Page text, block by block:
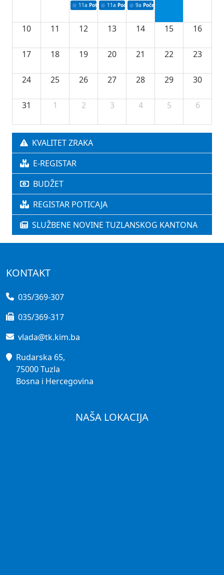
11a Potpisivanje ugovora o stipendijama za
11a Podrška razvoju vodne infrastrukture u
9a Početak izgradnje nove
10 11 12 13 14 15 16
17 18 19 20 21 22 23
24 25 26 27 28 29 30
31 1 2 3 4 5 6
KVALITET ZRAKA
E-REGISTAR
BUDŽET
REGISTAR POTICAJA
SLUŽBENE NOVINE TUZLANSKOG KANTONA
KONTAKT
035/369-307
035/369-317
vlada@tk.kim.ba
Rudarska 65,
75000 Tuzla
Bosna i Hercegovina
NAŠA LOKACIJA